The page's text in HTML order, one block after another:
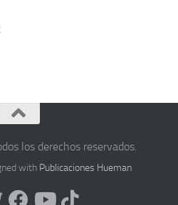
los derechos reservados.
with Publicaciones Hueman